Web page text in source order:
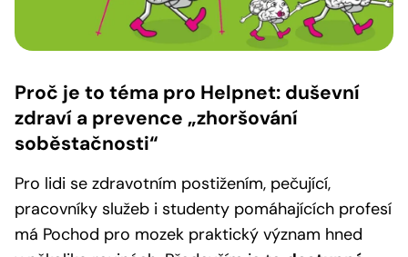
Proč je to téma pro Helpnet: duševní
zdraví a prevence „zhoršování
soběstačnosti“
Pro lidi se zdravotním postižením, pečující,
pracovníky služeb i studenty pomáhajících profesí
má Pochod pro mozek praktický význam hned